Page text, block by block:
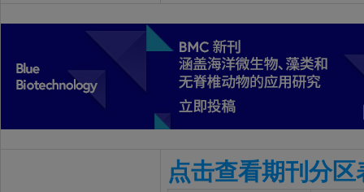
点击查看期刊分区